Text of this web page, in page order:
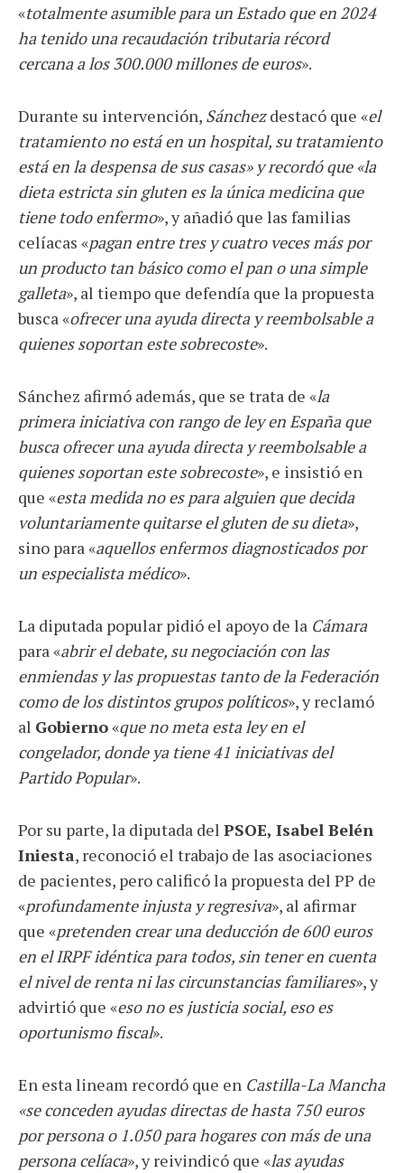
«totalmente asumible para un Estado que en 2024
ha tenido una recaudación tributaria récord
cercana a los 300.000 millones de euros».
Durante su intervención, Sánchezdestacó que «el
tratamiento no está en un hospital, su tratamiento
está en la despensa de sus casas» y recordó que «la
dieta estricta sin gluten es la única medicina que
tiene todo enfermo», y añadió que las familias
celíacas «pagan entre tres y cuatro veces más por
un producto tan básico como el pan o una simple
galleta», al tiempo que defendía que la propuesta
busca «ofrecer una ayuda directa y reembolsable a
quienes soportan este sobrecoste».
Sánchez afirmó además, que se trata de «la
primera iniciativa con rango de ley en España que
busca ofrecer una ayuda directa y reembolsable a
quienes soportan este sobrecoste», e insistió en
que «esta medida no es para alguien que decida
voluntariamente quitarse el gluten de su dieta»,
sino para «aquellos enfermos diagnosticados por
un especialista médico».
La diputada popular pidió el apoyo de la Cámara
para «abrir el debate, su negociación con las
enmiendas y las propuestas tanto de la Federación
como de los distintos grupos políticos», y reclamó
al Gobierno«que no meta esta ley en el
congelador, donde ya tiene 41 iniciativas del
Partido Popular».
Por su parte, la diputada del PSOE, Isabel Belén
Iniesta, reconoció el trabajo de las asociaciones
de pacientes, pero calificó la propuesta del PP de
«profundamente injusta y regresiva», al afirmar
que «pretenden crear una deducción de 600 euros
en el IRPF idéntica para todos, sin tener en cuenta
el nivel de renta ni las circunstancias familiares», y
advirtió que «eso no es justicia social, eso es
oportunismo fiscal».
En esta lineam recordó que en Castilla-La Mancha
«se conceden ayudas directas de hasta 750 euros
por persona o 1.050 para hogares con más de una
persona celíaca», y reivindicó que «las ayudas